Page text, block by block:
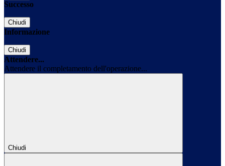
Successo
Chiudi
Informazione
Chiudi
Attendere...
Attendere il completamento dell'operazione...
Chiudi